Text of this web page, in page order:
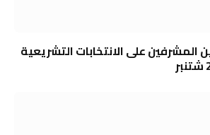
المشرفين على الانتخابات التشريعية